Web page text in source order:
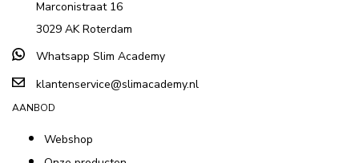
Marconistraat 16
3029 AK Roterdam
Whatsapp Slim Academy
klantenservice@slimacademy.nl
AANBOD
Webshop